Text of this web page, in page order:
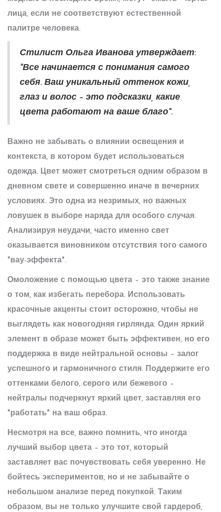
лица, если не соответствуют естественной
палитре человека.
Стилист Ольга Иванова утверждает:
"Все начинается с понимания самого
себя. Ваш уникальный оттенок кожи,
глаз и волос – это подсказки, какие
цвета работают на ваше благо".
Важно не забывать о влиянии освещения и
контекста, в котором будет использоваться
одежда. Цвет может смотреться одним образом в
дневном свете и совершенно иначе в вечерних
условиях. Это одна из незримых, но важных
ловушек в выборе наряда для особого случая.
Анализируя неудачи, часто именно свет
оказывается виновником отсутствия того самого
"вау-эффекта".
Омоложение с помощью цвета – это также знание
о том, как избегать перебора. Использовать
красочные акценты стоит осторожно, чтобы не
выглядеть как новогодняя гирлянда. Один яркий
элемент в образе может быть эффективен, но его
поддержка в виде нейтральной основы – залог
успешного и гармоничного стиля. Поддержите его
оттенками белого, серого или бежевого –
нейтралы подчеркнут яркий цвет, заставляя его
"работать" на ваш образ.
Несмотря на все, важно помнить, что иногда
лучший выбор цвета – это тот, который
заставляет вас почувствовать себя уверенно. Не
бойтесь экспериментов, но и не забывайте о
небольшом анализе перед покупкой. Таким
образом, вы не только улучшите свой гардероб,